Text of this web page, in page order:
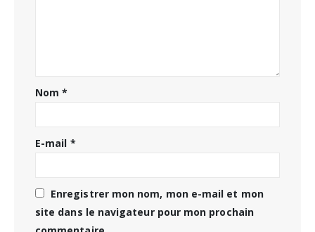
Nom*
E-mail *
Enregistrer mon nom, mon e-mail et mon
site dans le navigateur pour mon prochain